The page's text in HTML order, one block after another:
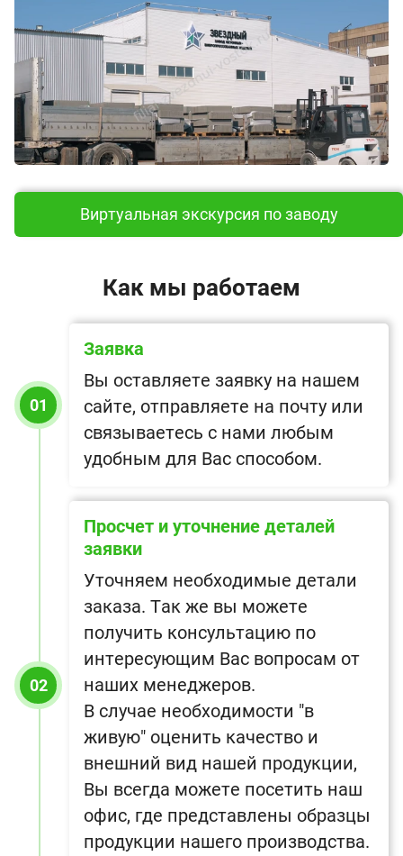
Виртуальная экскурсия по заводу
Как мы работаем
01
Заявка
Вы оставляете заявку на нашем
сайте, отправляете на почту или
связываетесь с нами любым
удобным для Вас способом.
02
Просчет и уточнение деталей
заявки
Уточняем необходимые детали
заказа. Так же вы можете
получить консультацию по
интересующим Вас вопросам от
наших менеджеров.
В случае необходимости "в
живую" оценить качество и
внешний вид нашей продукции,
Вы всегда можете посетить наш
офис, где представлены образцы
продукции нашего производства.